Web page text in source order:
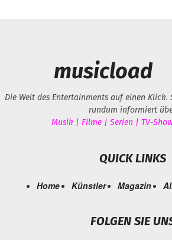
musicload
Die Welt des Entertainments auf einen Klick.
rundum informiert
Musik | Filme | Serien | TV-
QUICK LINKS
Home Künstler Magazin
FOLGEN SIE